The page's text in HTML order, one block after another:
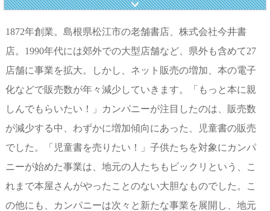
1872年創業。島根県松江市の老舗書店、株式会社今井書
店。1990年代には郊外での大型店舗など、県外も含めて27
店舗に事業を拡大。しかし、ネット販売の増加、本の電子
化などで販売数が年々減少していきます。「もっと本に親
しんでもらいたい！」カンパニーが注目したのは、販売数
が減少する中、わずかに増加傾向にあった、児童書の販売
でした。「児童書を売りたい！」子供たちを対象にカンパ
ニーが始めた事業は、地元の人たちもビックリという、こ
れまで本屋さんがやったことのない大胆なものでした。こ
の他にも、カンパニーは次々と新たな事業を展開し、地元